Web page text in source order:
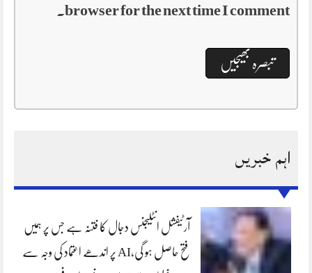
browser for the next time I comment.
اہم خبریں
آرٹیفشل انٹلیجنس دجال کا فتنہ ہے جس پر ہمیں
فتح حاصل ہو گی،AI پر اندھے اعتماد کی وجہ سے